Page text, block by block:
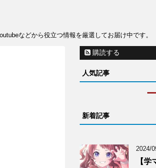
などから役立つ情報を厳選してお届け中です。
購読する
人気記事
新着記事
2024/
【